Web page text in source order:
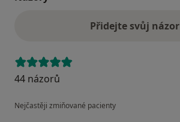
Přidejte svůj názor
44 názorů
Nejčastěji zmiňované pacienty